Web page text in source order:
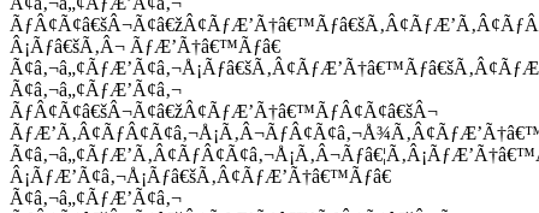
Â¡Ãƒâ€šÃ‚Â¬ ÃƒÆ’Ã†â€™Ãƒâ€
Ã¢â‚¬â„¢ÃƒÆ’Ã¢â‚¬
ÃƒÂ¢Ã¢â€šÂ¬Ã¢â€žÂ¢ÃƒÆ’Ã†â€™ÃƒÂ¢Ã¢â€šÂ¬
Â¡ÃƒÆ’Ã¢â‚¬Å¡Ãƒâ€šÃ‚Â¢ÃƒÆ’Ã†â€™Ãƒâ€
Ã¢â‚¬â„¢ÃƒÆ’Ã¢â‚¬